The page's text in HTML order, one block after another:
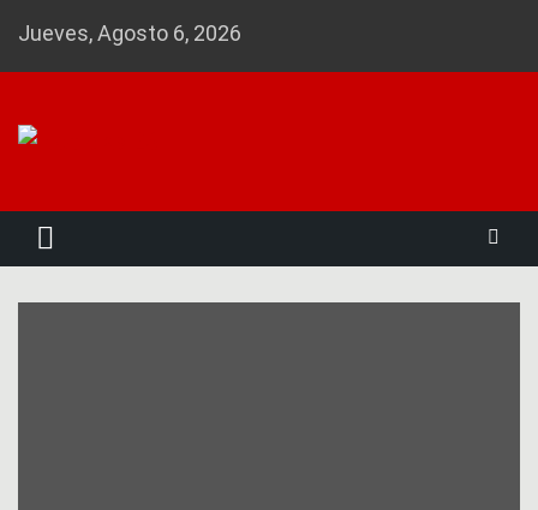
Jueves, Agosto 6, 2026